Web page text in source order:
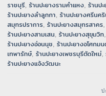
ราชบุรี, ร้านปะยางรามคำแหง, ร้านป
ร้านปะยางลำลูกกา, ร้านปะยางศรีนค
สมุทรปราการ, ร้านปะยางสมุทรสาคร,
ร้านปะยางสามเสน, ร้านปะยางสุขุมวิท,
ร้านปะยางอ่อนนุช, ร้านปะยางอโศกม
เทพารักษ์, ร้านปะยางเพชรบุรีตัดใหม่,
ร้านปะยางแจ้งวัฒนะ
ป